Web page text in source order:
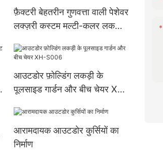
फ़ैक्टरी बेहतरीन गुणवत्ता वाली पेशेवर
लक्ज़री कस्टम मल्टी-कलर लकड़ी
तट पिकनिक डेक पूल आउटडोर पर
आउटडोर फ़ोल्डिंग लकड़ी के
पूलसाइड गार्डन और बीच चेयर XH-
आरामदायक आउटडोर कुर्सियों का
निर्माण